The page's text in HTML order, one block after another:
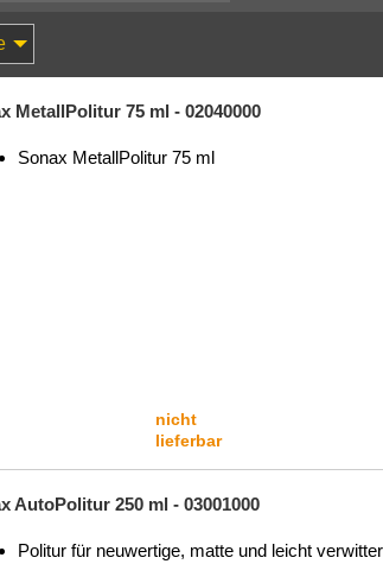
MetallPolitur 75 ml - 02040000
Sonax MetallPolitur 75 ml
nicht
lieferbar
AutoPolitur 250 ml - 03001000
Politur für neuwertige, matte und leicht